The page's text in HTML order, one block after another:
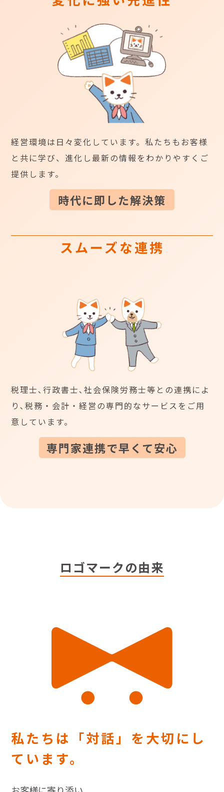
経営環境は日々変化しています。私たちもお客様
と共に学び、進化し最新の情報をわかりやすくご
提供します。
時代に即した解決策
スムーズな連携
税理士､行政書士､社会保険労務士等との連携によ
り､税務・会計・経営の専門的なサービスをご用
意しています。
専門家連携で早くて安心
私たちは「対話」を大切にし
ています。
ロゴマークの由来